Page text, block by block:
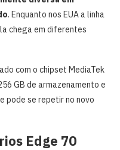
. Enquanto nos EUA a linha
chega em diferentes
com o chipset MediaTek
GB de armazenamento e
pode se repetir no novo
Edge 70